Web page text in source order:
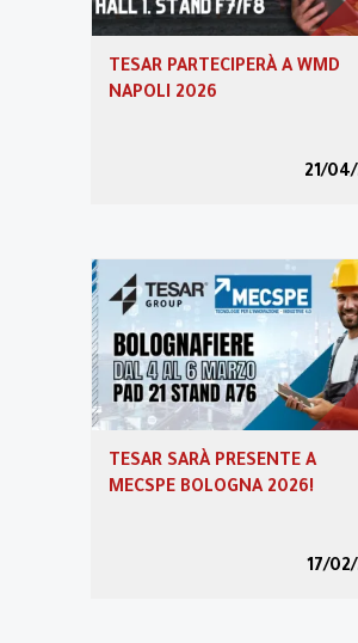
TESAR PARTECIPERÀ A WMD
NAPOLI 2026
21/
TESAR SARÀ PRESENTE A
MECSPE BOLOGNA 2026!
17/
Transizione 5.0
Partner Program